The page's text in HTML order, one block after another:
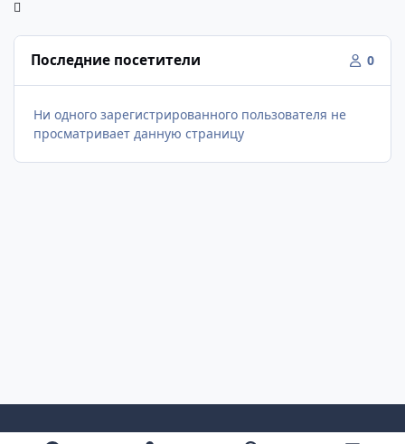
Последние посетители 0
Ни одного зарегистрированного пользователя не
просматривает данную страницу